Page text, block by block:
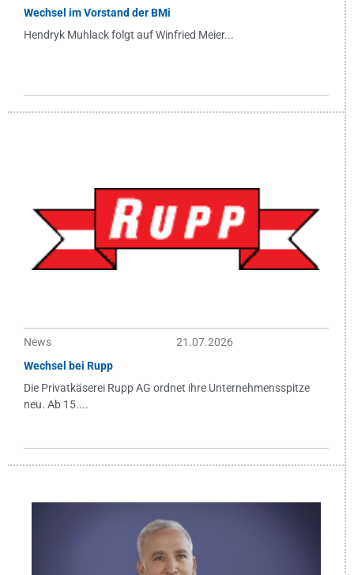
Wechsel im Vorstand der BMi
Hendryk Muhlack folgt auf Winfried Meier...
News
21.07.2026
Wechsel bei Rupp
Die Privatkäserei Rupp AG ordnet ihre Unternehmensspitze
neu. Ab 15....